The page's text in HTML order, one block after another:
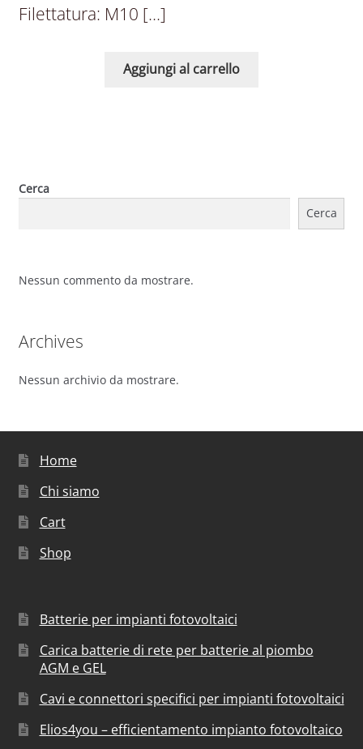
Filettatura: M10 […]
Aggiungi al carrello
Cerca
Cerca
Nessun commento da mostrare.
Archives
Nessun archivio da mostrare.
Home
Chi siamo
Cart
Shop
Batterie per impianti fotovoltaici
Carica batterie di rete per batterie al piombo
AGM e GEL
Cavi e connettori specifici per impianti fotovoltaici
Elios4you – efficientamento impianto fotovoltaico